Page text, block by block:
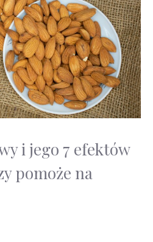
i jego 7 efektów
pomoże na